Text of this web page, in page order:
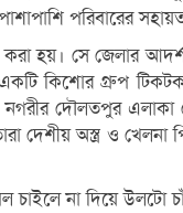
পরিবারের
হয়। সে জেলার
কিশোর গ্রুপ
দৌলতপুর এলাকা
দেশীয় অস্ত্র ও খেলনা
না দিয়ে উলটো